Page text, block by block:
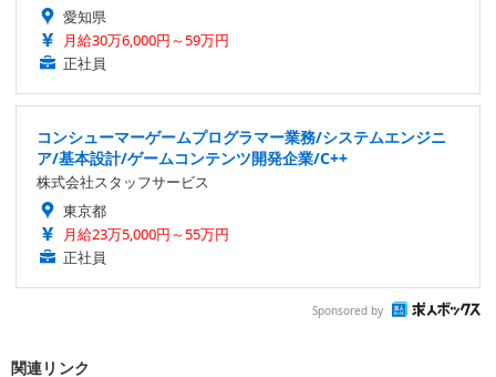
愛知県
月給30万6,000円～59万円
正社員
コンシューマーゲームプログラマー業務/システムエンジニ
ア/基本設計/ゲームコンテンツ開発企業/C++
株式会社スタッフサービス
東京都
月給23万5,000円～55万円
正社員
Sponsored by
関連リンク